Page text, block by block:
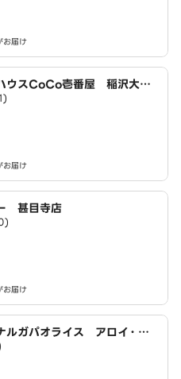
お届け
ウスCoCo壱番屋 稲沢大矢
お届け
甚目寺店
お届け
ルガパオライス アロイ・ガ
屋店